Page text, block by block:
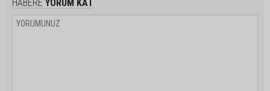
HABERE YORUM KAT